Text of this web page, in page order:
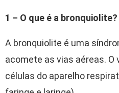
1 – O que é a bronquiolite?
A bronquiolite é uma
acomete as vias aéreas.
células do aparelho